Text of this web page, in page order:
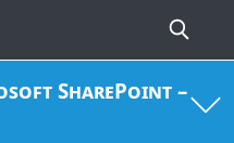
SharePoint –